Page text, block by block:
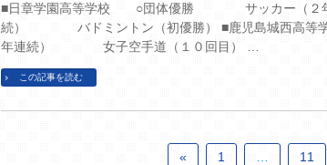
■日章学園高等学校 ○団体優勝 サッカー（２
続） バドミントン（初優勝） ■鹿児島城西
年連続） 女子空手道（１０回目） …
この記事を読む
« 1 11